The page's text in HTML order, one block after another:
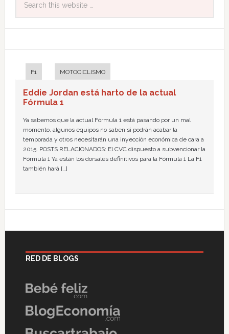
F1 MOTOCICLISMO
Eddie Jordan está harto de la actual
Fórmula 1
Ya sabemos que la actual Fórmula 1 está pasando por un mal
momento, algunos equipos no saben si podrán acabar la
temporada y otros necesitarán una inyección económica de cara a
2015. POSTS RELACIONADOS: El CVC dispuesto a subvencionar la
Fórmula 1 Ya están los dorsales definitivos para la Fórmula 1 La F1
también hará […]
RED DE BLOGS